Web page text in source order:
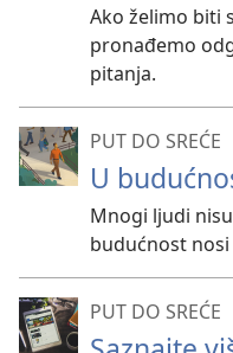
Ako želimo biti
pronađemo
pitanja.
PUT DO SREĆE
U
Mnogi ljudi
budućnost
PUT DO SREĆE